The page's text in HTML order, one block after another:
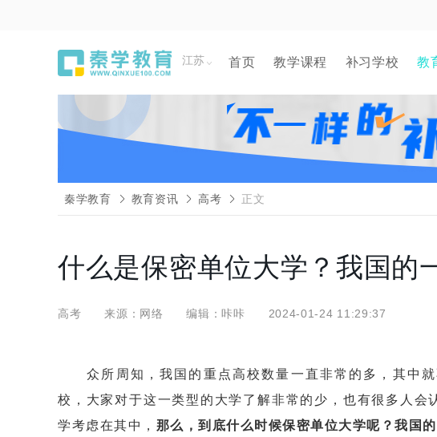
江苏 首页 教学课程 补习学校 教
秦学教育 教育资讯 高考 正文
什么是保密单位大学？我国的
高考 来源：网络 编辑：咔咔 2024-01-24 11:29:37
众所周知，我国的重点高校数量一直非常的多，其中就
校，大家对于这一类型的大学了解非常的少，也有很多人
学考虑在其中， 那么，到底什么时候保密单位大学呢？我国